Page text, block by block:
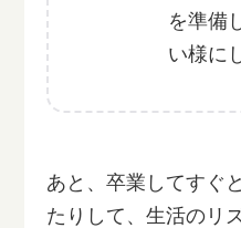
を準備
い様に
あと、卒業してすぐ
たりして、生活のリ